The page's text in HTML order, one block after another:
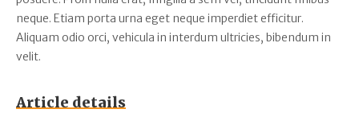
neque. Etiam porta urna eget neque imperdiet efficitur.
Aliquam odio orci, vehicula in interdum ultricies, bibendum in
velit.
Article details